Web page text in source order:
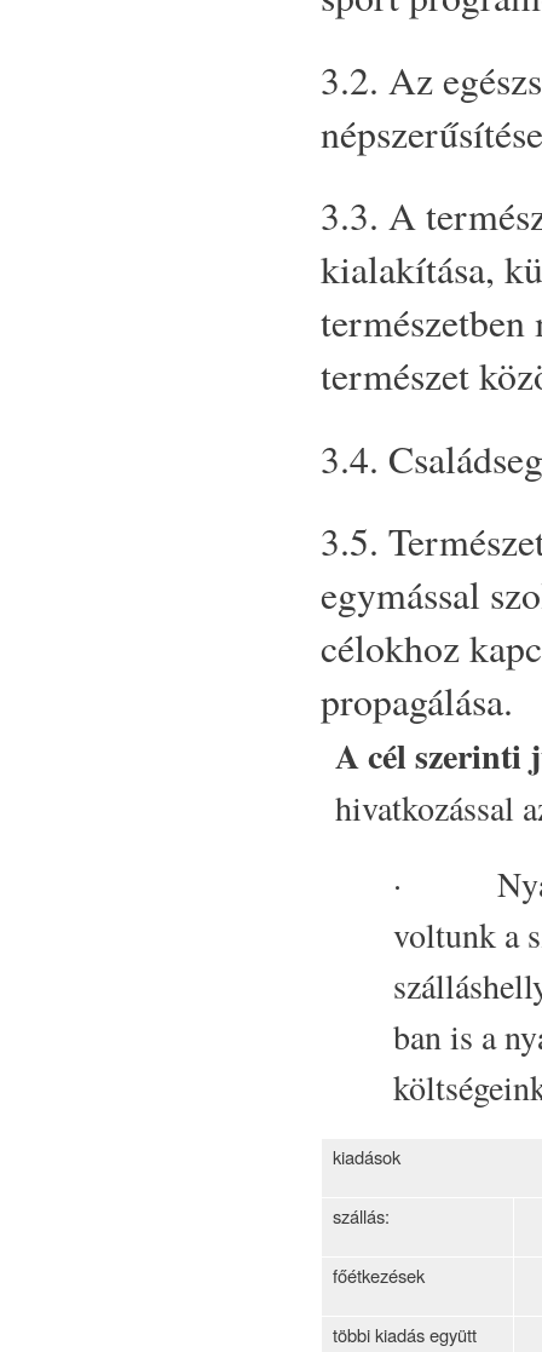
3.2. Az
3.3. A
kialakítása,
természetben
természet
3.4.
3.5.
egymással
célokhoz
propagálása.
A cél szerinti
hivatkozással
· Nyári
voltunk a
ban is a
kiadások
szállás:
főétkezések
többi kiadás együtt